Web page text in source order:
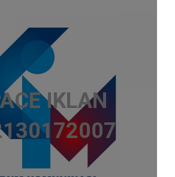
IKLAN